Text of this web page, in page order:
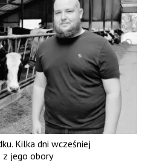
Kilka dni wcześniej
jego obory